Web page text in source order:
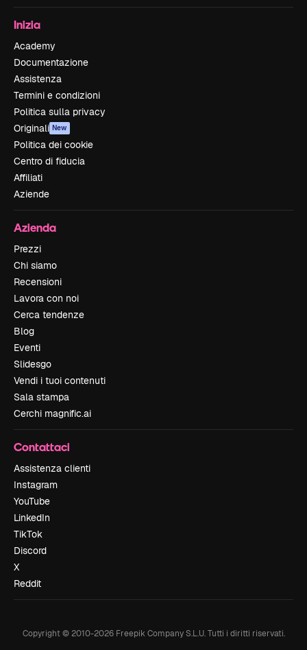
Inizia
Academy
Documentazione
Assistenza
Termini e condizioni
Politica sulla privacy
Originali New
Politica dei cookie
Centro di fiducia
Affiliati
Aziende
Azienda
Prezzi
Chi siamo
Recensioni
Lavora con noi
Cerca tendenze
Blog
Eventi
Slidesgo
Vendi i tuoi contenuti
Sala stampa
Cerchi magnific.ai
Contattaci
Assistenza clienti
Instagram
YouTube
LinkedIn
TikTok
Discord
X
Reddit
Copyright © 2010-2026Freepik Company S.L.U. Tutti i diritti riservati.